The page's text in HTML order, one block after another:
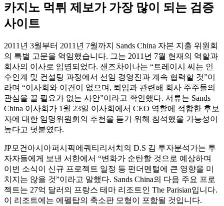
카지노 먹튀 제보가 가장 많이 되는 검증
사이트
2011년 3월부터 2011년 7월까지 Sands China 자본 지출 위원회
의 특별 고문을 역임했습니다. 그는 2011년 7월 현재의 역할과
회사의 이사로 임명되었다. 샌즈차이나는 “트레이시 씨는 인
수인계 및 컨설팅 과정에서 선임 경영진과 계속 협력할 것”이
라며 “이사회와 이견이 없으며, 퇴임과 관련해 회사 주주들의
관심을 끌 필요가 없는 사안”이라고 확인했다. 서류는 Sands
China 이사회가 1월 23일 이사회에서 CEO 역할에 적합한 후보
자에 대한 임명위원회의 추천을 듣기 위해 참석했을 가능성이
높다고 덧붙였다.
JP모건아시아퍼시픽에쿼티리서치의 D.S 김 투자분석가는 투
자자들에게 보낸 서한에서 “변화가 순탄할 것으로 예상하며
이번 소식이 신규 프로젝트 일정 등 펀더멘털에 큰 영향을 미
치지는 않을 것”이라고 말했다. Sands China의 다음 주요 프로
젝트는 27억 달러의 프랑스 테마 리조트인 The Parisian입니다.
이 리조트에는 에펠탑의 축소판 모형이 포함될 것입니다.